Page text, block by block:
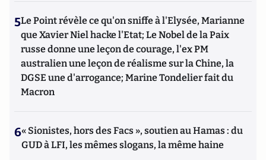
5Le Point révèle ce qu'on sniffe à l'Elysée, Marianne
que Xavier Niel hacke l'Etat; Le Nobel de la Paix
russe donne une leçon de courage, l'ex PM
australien une leçon de réalisme sur la Chine, la
DGSE une d'arrogance; Marine Tondelier fait du
Macron
6« Sionistes, hors des Facs », soutien au Hamas : du
GUD à LFI, les mêmes slogans, la même haine